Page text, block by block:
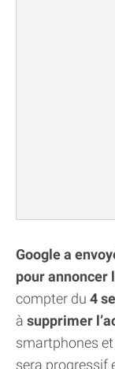
Google a
pour annoncer
compter du 4
à supprimer
smartphones
sera progressif